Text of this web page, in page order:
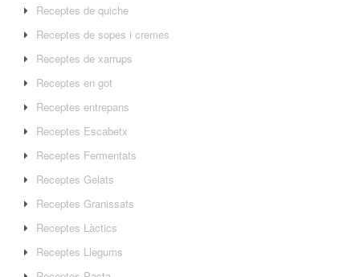
Receptes de quiche
Receptes de sopes i cremes
Receptes de xarrups
Receptes en got
Receptes entrepans
Receptes Escabetx
Receptes Fermentats
Receptes Gelats
Receptes Granissats
Receptes Làctics
Receptes Llegums